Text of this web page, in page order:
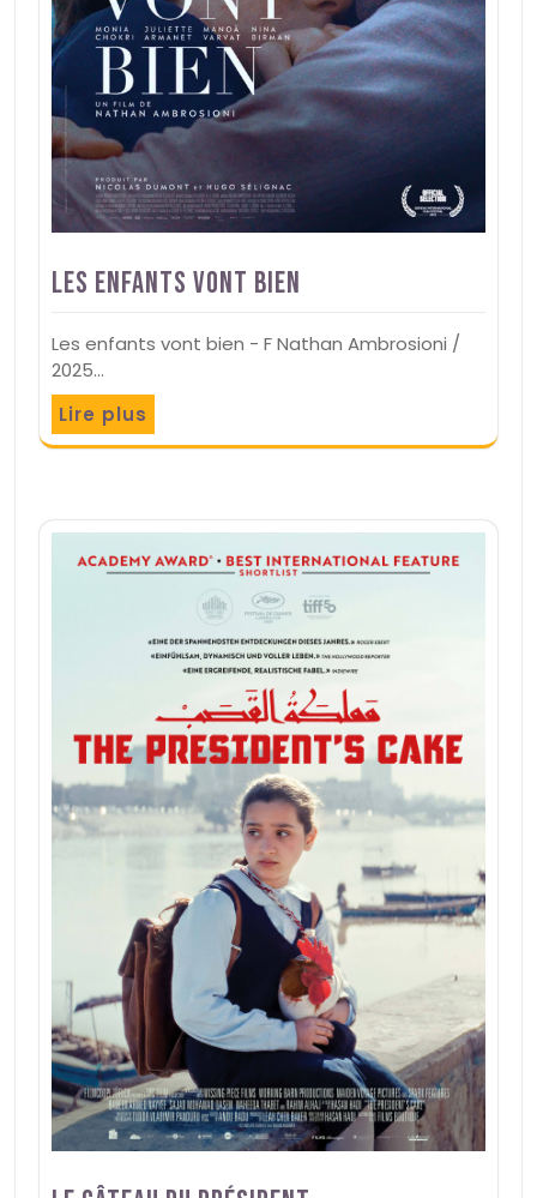
Les enfants vont bien
Les enfants vont bien - F Nathan Ambrosioni /
2025…
Lire plus